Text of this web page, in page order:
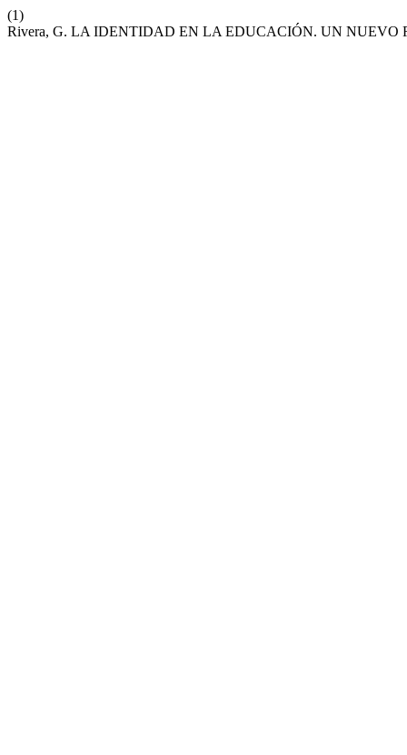
(1)
Rivera, G. LA IDENTIDAD EN LA EDUCACIÓN. UN NUEVO